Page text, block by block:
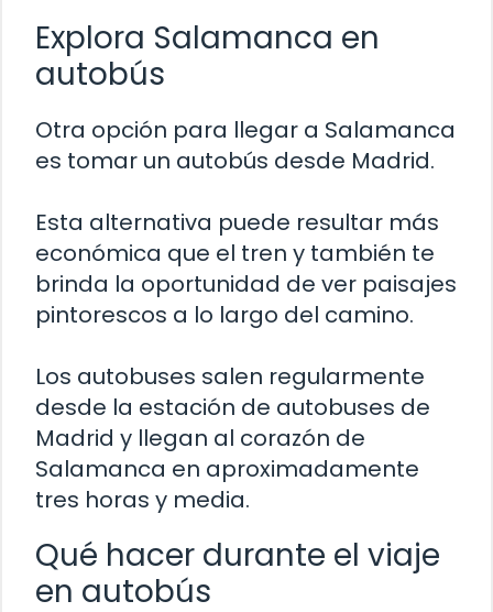
Explora Salamanca en
autobús
Otra opción para llegar a Salamanca
es tomar un autobús desde Madrid.
Esta alternativa puede resultar más
económica que el tren y también te
brinda la oportunidad de ver paisajes
pintorescos a lo largo del camino.
Los autobuses salen regularmente
desde la estación de autobuses de
Madrid y llegan al corazón de
Salamanca en aproximadamente
tres horas y media.
Qué hacer durante el viaje
en autobús